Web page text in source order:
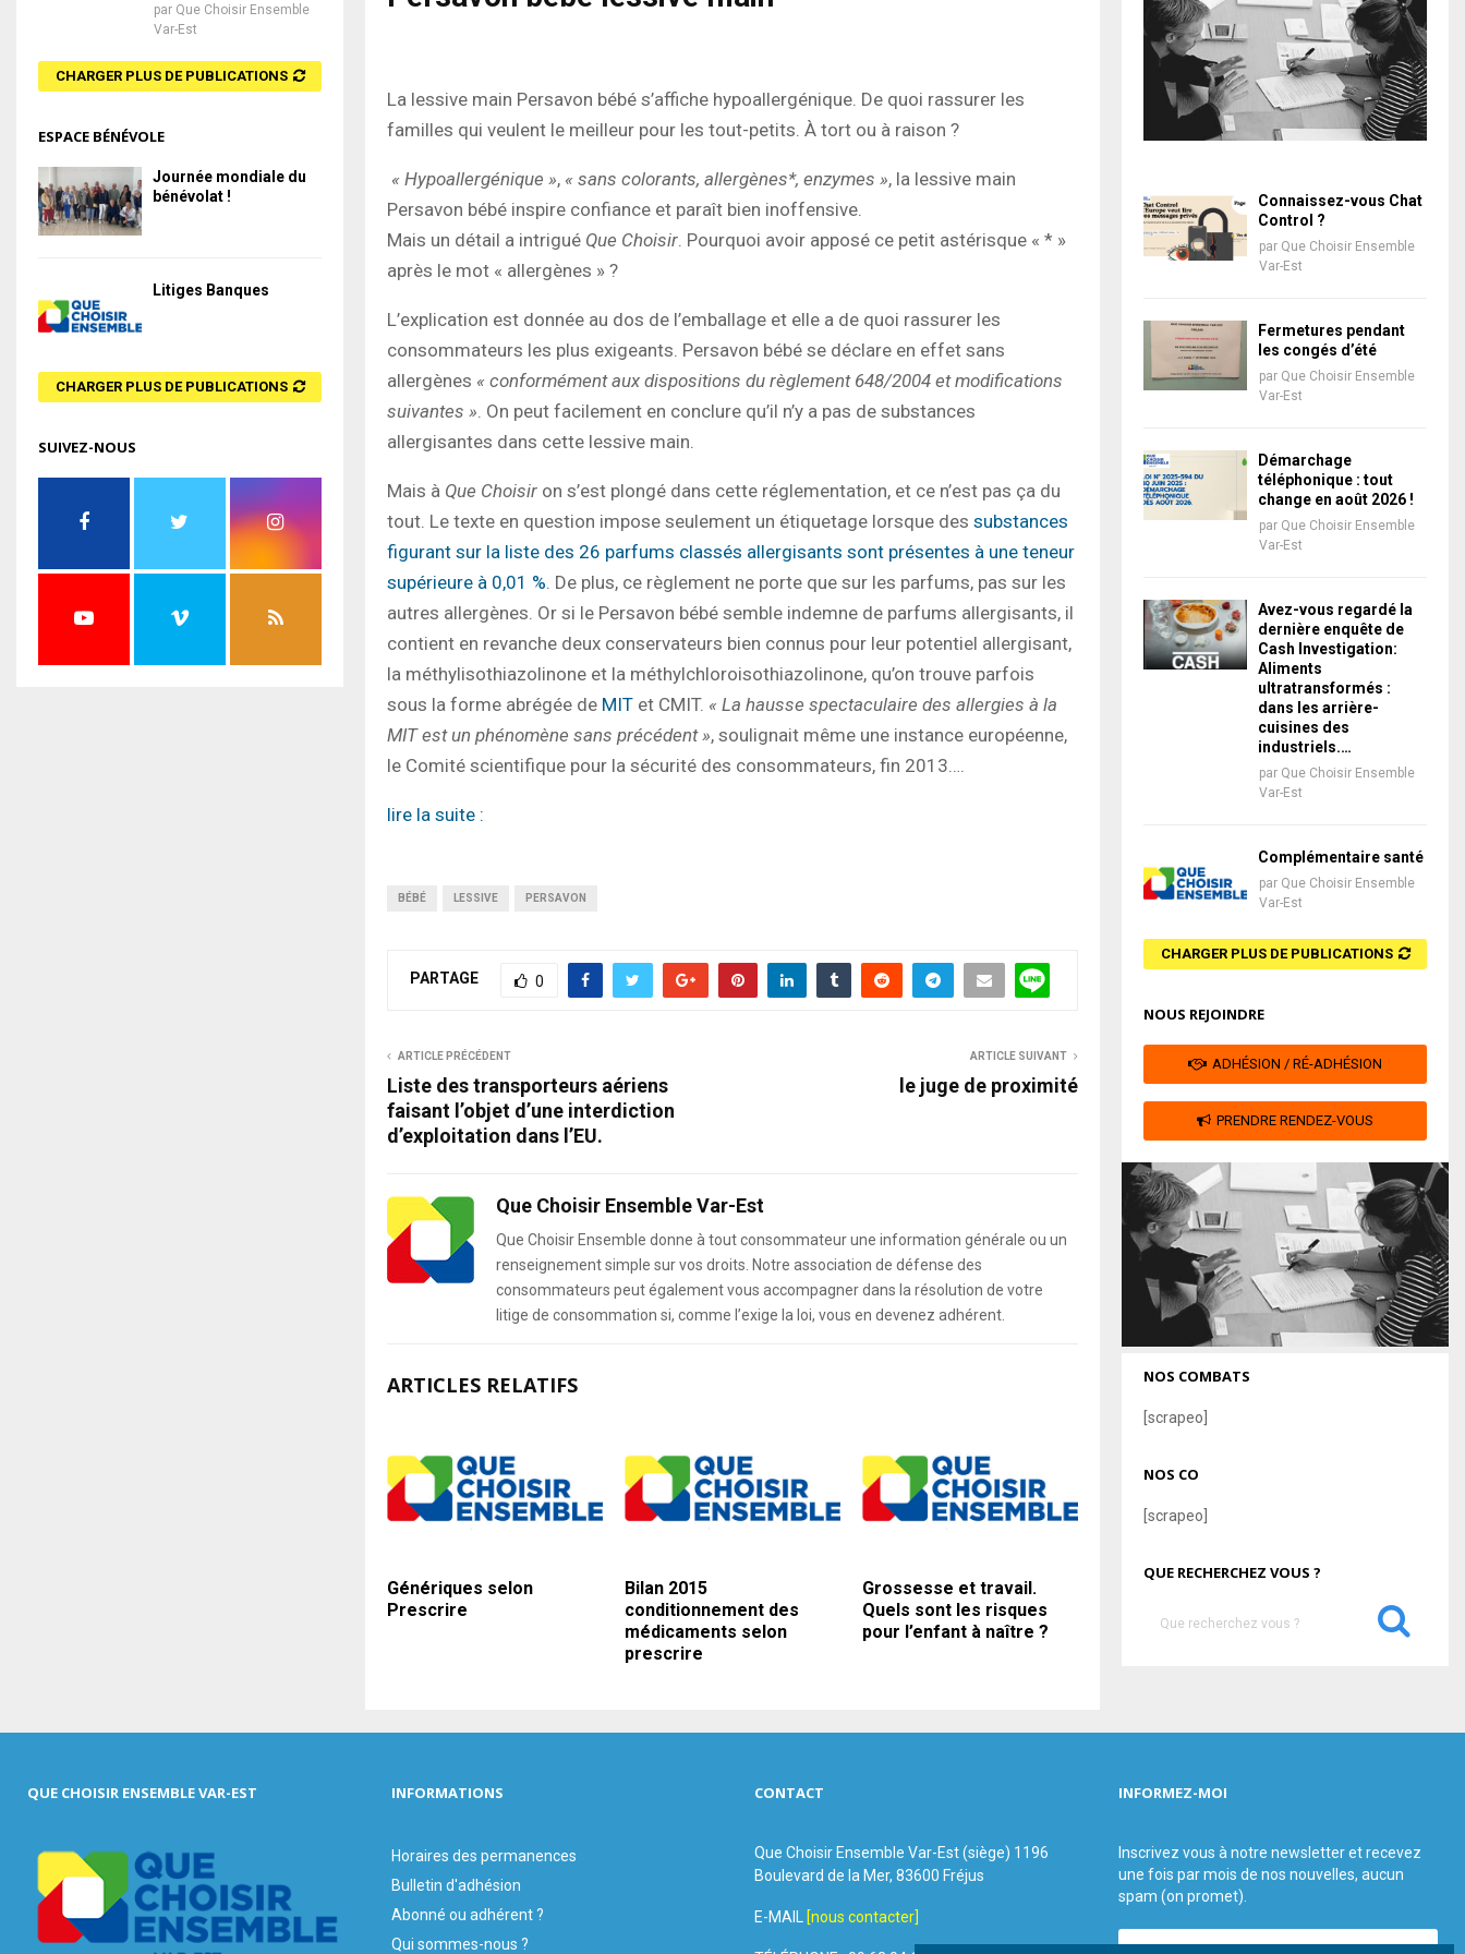
La lessive main Persavon bébé s’affiche hypoallergénique. De quoi rassurer les
familles qui veulent le meilleur pour les tout-petits. À tort ou à raison ?
« Hypoallergénique », « sans colorants, allergènes*, enzymes », la lessive main
Persavon bébé inspire confiance et paraît bien inoffensive.
Mais un détail a intrigué Que Choisir . Pourquoi avoir apposé ce petit astérisque « * »
après le mot « allergènes » ?
L’explication est donnée au dos de l’emballage et elle a de quoi rassurer les
consommateurs les plus exigeants. Persavon bébé se déclare en effet sans
allergènes « conformément aux dispositions du règlement 648/2004 et modifications
suivantes » . On peut facilement en conclure qu’il n’y a pas de substances
allergisantes dans cette lessive main.
Mais à Que Choisir on s’est plongé dans cette réglementation, et ce n’est pas ça du
tout. Le texte en question impose seulement un étiquetage lorsque des substances
figurant sur la liste des 26 parfums classés allergisants sont présentes à une teneur
supérieure à 0,01 % . De plus, ce règlement ne porte que sur les parfums, pas sur les
autres allergènes. Or si le Persavon bébé semble indemne de parfums allergisants, il
contient en revanche deux conservateurs bien connus pour leur potentiel allergisant,
la méthylisothiazolinone et la méthylchloroisothiazolinone, qu’on trouve parfois
sous la forme abrégée de MIT et CMIT. « La hausse spectaculaire des allergies à la
MIT est un phénomène sans précédent », soulignait même une instance européenne,
le Comité scientifique pour la sécurité des consommateurs, fin 2013….
lire la suite :
BÉBÉ LESSIVE PERSAVON
PARTAGE 0
ARTICLE PRÉCÉDENT
Liste des transporteurs aériens
faisant l’objet d’une interdiction
d’exploitation dans l’EU.
ARTICLE SUIVANT
le juge de proximité
Que Choisir Ensemble Var-Est
Que Choisir Ensemble donne à tout consommateur une information générale ou un
renseignement simple sur vos droits. Notre association de défense des
consommateurs peut également vous accompagner dans la résolution de votre
litige de consommation si, comme l’exige la loi, vous en devenez adhérent.
ARTICLES RELATIFS
Génériques selon
Prescrire
Bilan 2015
conditionnement des
médicaments selon
prescrire
Grossesse et travail.
Quels sont les risques
pour l’enfant à naître ?
par Que Choisir Ensemble
Var-Est
CHARGER PLUS DE PUBLICATIONS
ESPACE BÉNÉVOLE
Journée mondiale du
bénévolat !
Litiges Banques
CHARGER PLUS DE PUBLICATIONS
SUIVEZ-NOUS
Connaissez-vous Chat
Control ?
par Que Choisir Ensemble
Var-Est
Fermetures pendant
les congés d’été
par Que Choisir Ensemble
Var-Est
Démarchage
téléphonique : tout
change en août 2026 !
par Que Choisir Ensemble
Var-Est
Avez-vous regardé la
dernière enquête de
Cash Investigation:
Aliments
ultratransformés :
dans les arrière-
cuisines des
industriels.…
par Que Choisir Ensemble
Var-Est
Complémentaire santé
par Que Choisir Ensemble
Var-Est
CHARGER PLUS DE PUBLICATIONS
NOUS REJOINDRE
ADHÉSION / RÉ-ADHÉSION
PRENDRE RENDEZ-VOUS
NOS COMBATS
[scrapeo]
NOS CO
[scrapeo]
QUE RECHERCHEZ VOUS ?
r
QUE CHOISIR ENSEMBLE VAR-EST INFORMATIONS
Horaires des permanences
Bulletin d'adhésion
Abonné ou adhérent ?
Qui sommes-nous ?
CONTACT
Que Choisir Ensemble Var-Est (siège) 1196
Boulevard de la Mer, 83600 Fréjus
E-MAIL [nous contacter]
INFORMEZ-MOI
Inscrivez vous à notre newsletter et recevez
une fois par mois de nos nouvelles, aucun
spam (on promet).